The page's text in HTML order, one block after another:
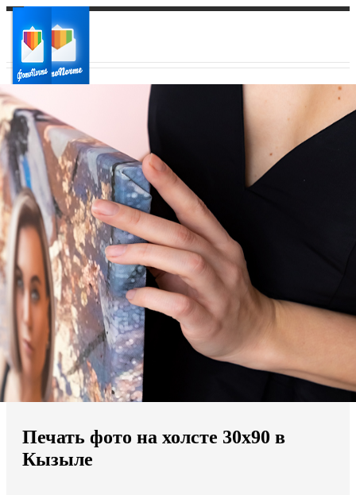
Ваш город:
Ваш регион доставки
Выберите из списка:
Мы доставляем по всему миру
Продолжить без города
Печать фото на холсте 30х90 в
Кызыле